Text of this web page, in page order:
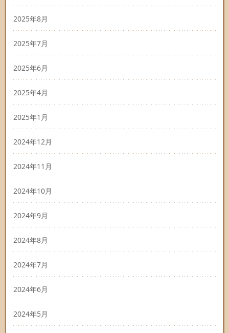
2025年8月
2025年7月
2025年6月
2025年4月
2025年1月
2024年12月
2024年11月
2024年10月
2024年9月
2024年8月
2024年7月
2024年6月
2024年5月